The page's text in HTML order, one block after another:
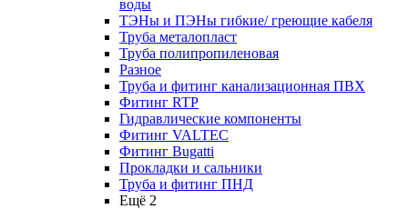
воды
ТЭНы и ПЭНы гибкие/ греющие кабеля
Труба металопласт
Труба полипропиленовая
Разное
Труба и фитинг канализационная ПВХ
Фитинг RTP
Гидравлические компоненты
Фитинг VALTEC
Фитинг Bugatti
Прокладки и сальники
Труба и фитинг ПНД
Ещё 2